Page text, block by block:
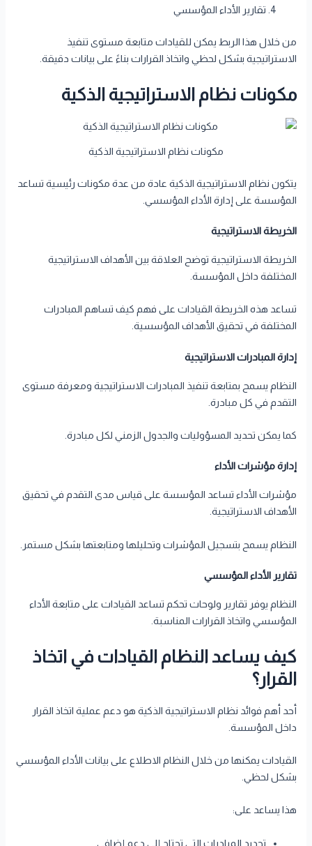
تقارير الأداء المؤسسي
من خلال هذا الربط يمكن للقيادات متابعة مستوى تنفيذ
الاستراتيجية بشكل لحظي واتخاذ القرارات بناءً على بيانات دقيقة.
مكونات نظام الاستراتيجية الذكية
مكونات نظام الاستراتيجية الذكية
يتكون نظام الاستراتيجية الذكية عادة من عدة مكونات رئيسية تساعد
المؤسسة على إدارة الأداء المؤسسي.
الخريطة الاستراتيجية
الخريطة الاستراتيجية توضح العلاقة بين الأهداف الاستراتيجية
المختلفة داخل المؤسسة.
تساعد هذه الخريطة القيادات على فهم كيف تساهم المبادرات
المختلفة في تحقيق الأهداف المؤسسية.
إدارة المبادرات الاستراتيجية
النظام يسمح بمتابعة تنفيذ المبادرات الاستراتيجية ومعرفة مستوى
التقدم في كل مبادرة.
كما يمكن تحديد المسؤوليات والجدول الزمني لكل مبادرة.
إدارة مؤشرات الأداء
مؤشرات الأداء تساعد المؤسسة على قياس مدى التقدم في تحقيق
الأهداف الاستراتيجية.
النظام يسمح بتسجيل المؤشرات وتحليلها ومتابعتها بشكل مستمر.
تقارير الأداء المؤسسي
النظام يوفر تقارير ولوحات تحكم تساعد القيادات على متابعة الأداء
المؤسسي واتخاذ القرارات المناسبة.
كيف يساعد النظام القيادات في اتخاذ
القرار؟
أحد أهم فوائد نظام الاستراتيجية الذكية هو دعم عملية اتخاذ القرار
داخل المؤسسة.
القيادات يمكنها من خلال النظام الاطلاع على بيانات الأداء المؤسسي
بشكل لحظي.
هذا يساعد على:
تحديد المبادرات التي تحتاج إلى دعم إضافي.